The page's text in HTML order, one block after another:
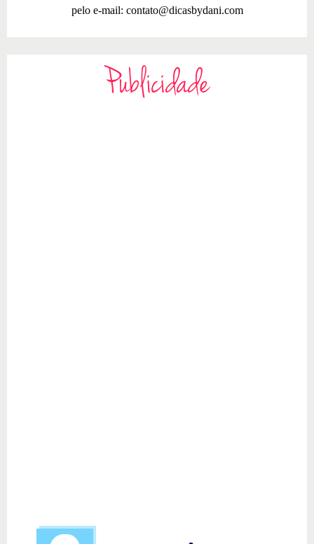
pelo e-mail: contato@dicasbydani.com
Publicidade